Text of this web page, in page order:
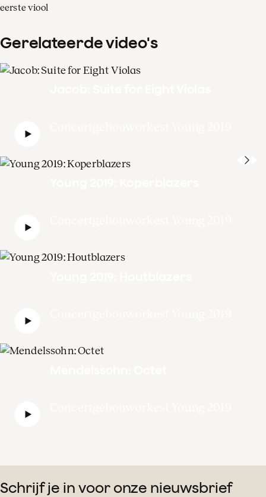
eerste viool
Gerelateerde video's
Schrijf je in voor onze nieuwsbrief